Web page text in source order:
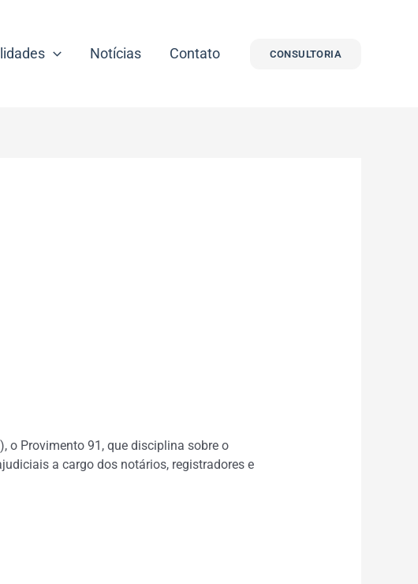
Notícias Contato CONSULTORIA
o Provimento 91, que disciplina sobre o
a cargo dos notários, registradores e